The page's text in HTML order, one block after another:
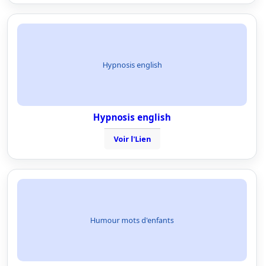
Hypnosis english
Hypnosis english
Voir l'Lien
Humour mots d'enfants